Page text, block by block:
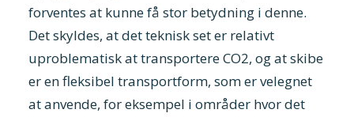
forventes at kunne få stor betydning i denne.
Det skyldes, at det teknisk set er relativt
uproblematisk at transportere CO2, og at skibe
er en fleksibel transportform, som er velegnet
at anvende, for eksempel i områder hvor det